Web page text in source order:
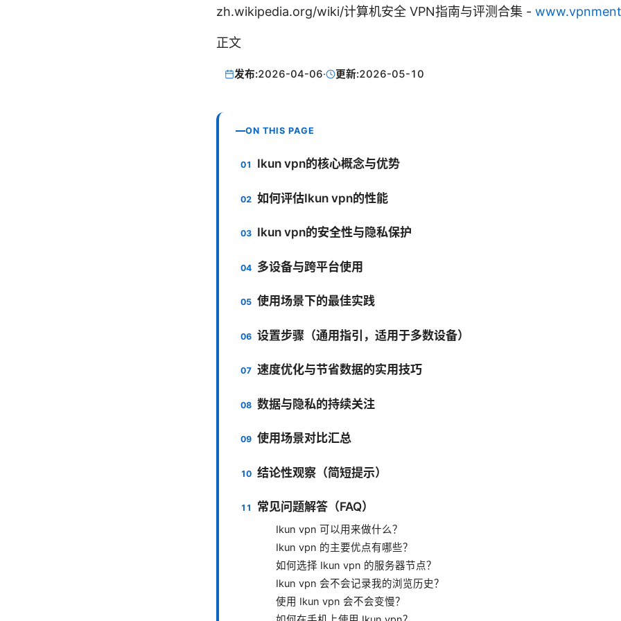
zh.wikipedia.org/wiki/计算机安全 VPN指南与评测合集 -
正文
发布:2026-04-06· 更新:2026-05-10
ON THIS PAGE
Ikun vpn的核心概念与优势
如何评估Ikun vpn的性能
Ikun vpn的安全性与隐私保护
多设备与跨平台使用
使用场景下的最佳实践
设置步骤（通用指引，适用于多数设备）
速度优化与节省数据的实用技巧
数据与隐私的持续关注
使用场景对比汇总
结论性观察（简短提示）
常见问题解答（FAQ）
Ikun vpn 可以用来做什么？
Ikun vpn 的主要优点有哪些？
如何选择 Ikun vpn 的服务器节点？
Ikun vpn 会不会记录我的浏览历史？
使用 Ikun vpn 会不会变慢？